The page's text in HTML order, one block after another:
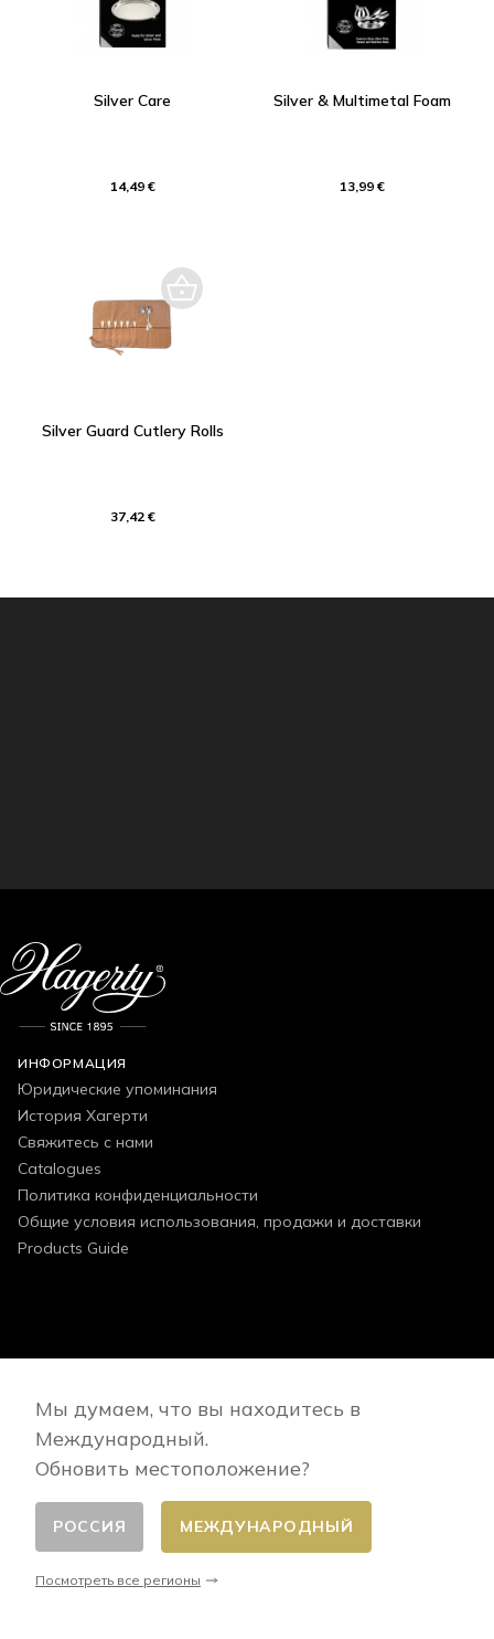
Silver Care
14,49 €
Silver & Multimetal Foam
13,99 €
Silver Guard Cutlery Rolls
37,42 €
ИНФОРМАЦИЯ
Юридические упоминания
История Хагерти
Свяжитесь с нами
Catalogues
Политика конфиденциальности
Общие условия использования, продажи и доставки
Products Guide
FOLLOW US
Сменить страну
Мы думаем, что вы находитесь в
Международный.
Обновить местоположение?
РОССИЯ МЕЖДУНАРОДНЫЙ
Посмотреть все регионы